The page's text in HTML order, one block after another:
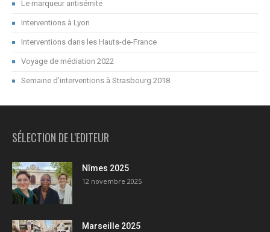
Le marqueur antisémite
Interventions à Lyon
Interventions dans les Hauts-de-France
Voyage de médiation 2022
Semaine d’interventions à Strasbourg 2018
SÉLECTION DE L'EDITEUR
Nîmes 2025
12 novembre 2025
Marseille 2025